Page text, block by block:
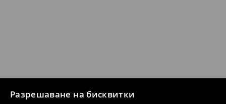
Разрешаване на бисквитки